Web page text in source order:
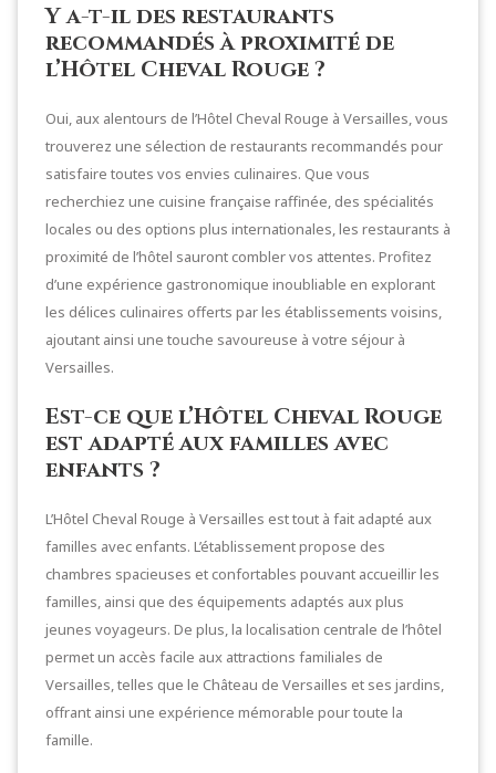
Y a-t-il des restaurants
recommandés à proximité de
l’Hôtel Cheval Rouge ?
Oui, aux alentours de l’Hôtel Cheval Rouge à Versailles, vous
trouverez une sélection de restaurants recommandés pour
satisfaire toutes vos envies culinaires. Que vous
recherchiez une cuisine française raffinée, des spécialités
locales ou des options plus internationales, les restaurants à
proximité de l’hôtel sauront combler vos attentes. Profitez
d’une expérience gastronomique inoubliable en explorant
les délices culinaires offerts par les établissements voisins,
ajoutant ainsi une touche savoureuse à votre séjour à
Versailles.
Est-ce que l’Hôtel Cheval Rouge
est adapté aux familles avec
enfants ?
L’Hôtel Cheval Rouge à Versailles est tout à fait adapté aux
familles avec enfants. L’établissement propose des
chambres spacieuses et confortables pouvant accueillir les
familles, ainsi que des équipements adaptés aux plus
jeunes voyageurs. De plus, la localisation centrale de l’hôtel
permet un accès facile aux attractions familiales de
Versailles, telles que le Château de Versailles et ses jardins,
offrant ainsi une expérience mémorable pour toute la
famille.